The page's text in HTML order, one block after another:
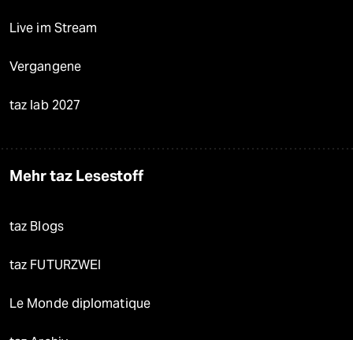
Live im Stream
Vergangene
taz lab 2027
Mehr taz Lesestoff
taz Blogs
taz FUTURZWEI
Le Monde diplomatique